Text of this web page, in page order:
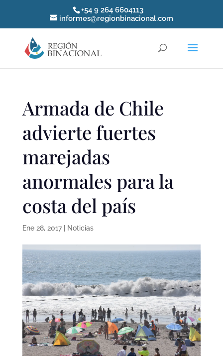
+54 9 264 6604113
informes@regionbinacional.com
Armada de Chile
advierte fuertes
marejadas
anormales para la
costa del país
Ene 28, 2017| Noticias